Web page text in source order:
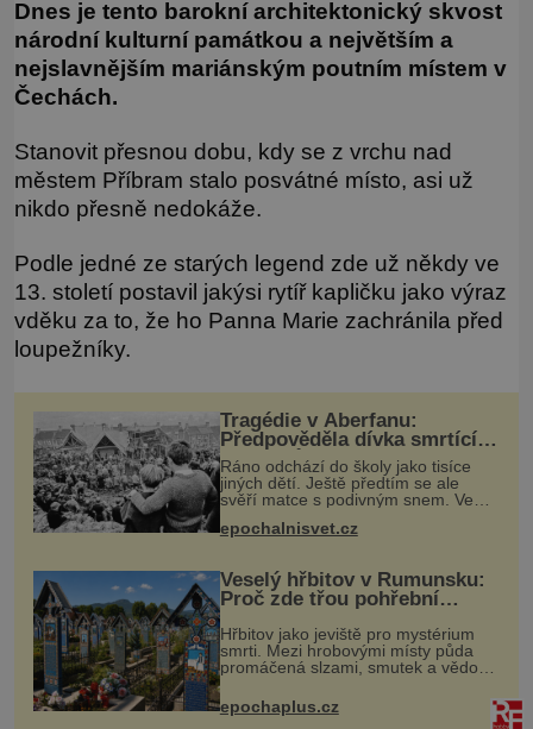
Dnes je tento barokní architektonický skvost
národní kulturní památkou a největším a
nejslavnějším mariánským poutním místem v
Čechách.
Stanovit přesnou dobu, kdy se z vrchu nad
městem Příbram stalo posvátné místo, asi už
nikdo přesně nedokáže.
Podle jedné ze starých legend zde už někdy ve
13. století postavil jakýsi rytíř kapličku jako výraz
vděku za to, že ho Panna Marie zachránila před
loupežníky.
Tragédie v Aberfanu:
Předpověděla dívka smrtící
sesuv půdy?
Ráno odchází do školy jako tisíce
jiných dětí. Ještě předtím se ale
svěří matce s podivným snem. Ve
nevidí budovu ani spolužáky. Místo
epochalnisvet.cz
Veselý hřbitov v Rumunsku:
Proč zde třou pohřební
plačky bídu s nouzí?
Hřbitov jako jeviště pro mystérium
smrti. Mezi hrobovými místy půda
promáčená slzami, smutek a vědomí
konečnosti lidské existence. Jsou ale
výjimky, kde pohřební plačky smutně
žmoulají kapesníky nikol
epochaplus.cz